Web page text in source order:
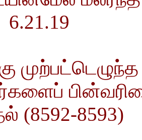
(8592-8593)